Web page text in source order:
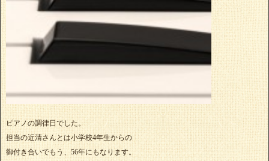
ピアノの調律日でした。
担当の近清さんとは小学校4年生からの
御付き合いでもう、56年にもなります。